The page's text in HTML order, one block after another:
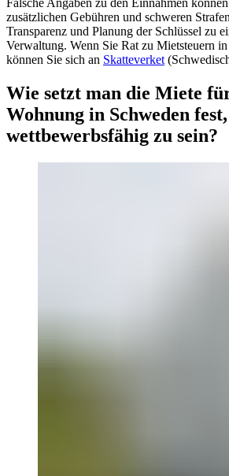
Falsche Angaben zu den Einnahmen
zusätzlichen Gebühren und schweren
Transparenz und Planung der Schlüssel zu
Verwaltung. Wenn Sie Rat zu Mietsteuern
können Sie sich an Skatteverket
Wie setzt man die Miete
Wohnung in Schweden
wettbewerbsfähig zu sein?